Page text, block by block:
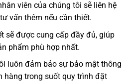
viên của chúng tôi sẽ liên hệ
vấn thêm nếu cần thiết.
sẽ được cung cấp đầy đủ, giúp
phẩm phù hợp nhất.
luôn đảm bảo sự bảo mật thông
hàng trong suốt quy trình đặt